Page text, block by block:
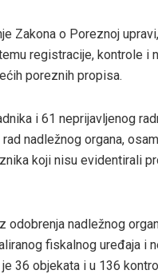
Zakona o Poreznoj
registracije, kontrole i
poreznih propisa.
i 61 neprijavljenog
nadležnog organa,
koji nisu evidentirali
nadležnog
fiskalnog uređaja i
36 objekata i u 136